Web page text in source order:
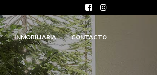
INMOBILIARIA CONTACTO